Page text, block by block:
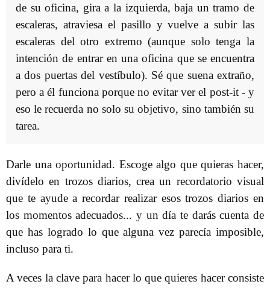
de su oficina, gira a la izquierda, baja un tramo de
escaleras, atraviesa el pasillo y vuelve a subir las
escaleras del otro extremo (aunque solo tenga la
intención de entrar en una oficina que se encuentra
a dos puertas del vestíbulo). Sé que suena extraño,
pero a él funciona porque no evitar ver el post-it - y
eso le recuerda no solo su objetivo, sino también su
tarea.
Darle una oportunidad. Escoge algo que quieras hacer,
divídelo en trozos diarios, crea un recordatorio visual
que te ayude a recordar realizar esos trozos diarios en
los momentos adecuados... y un día te darás cuenta de
que has logrado lo que alguna vez parecía imposible,
incluso para ti.
A veces la clave para hacer lo que quieres hacer consiste